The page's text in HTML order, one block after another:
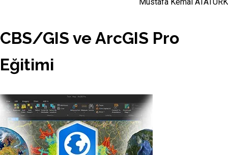
CBS/GIS ve ArcGIS Pro
Eğitimi